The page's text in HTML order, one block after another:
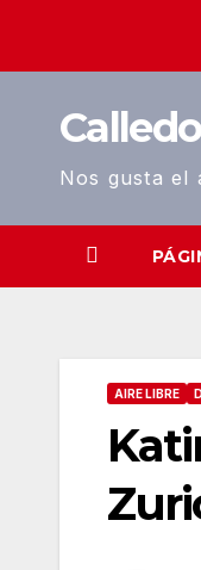
Nos gusta el
AIRE LIBRE